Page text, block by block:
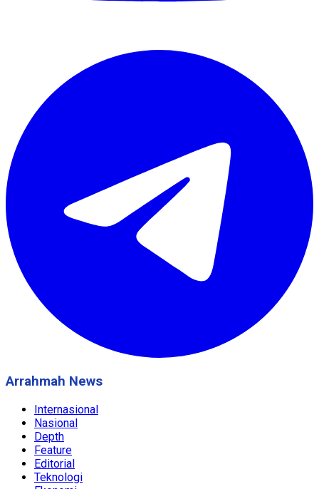
Arrahmah News
Internasional
Nasional
Depth
Feature
Editorial
Teknologi